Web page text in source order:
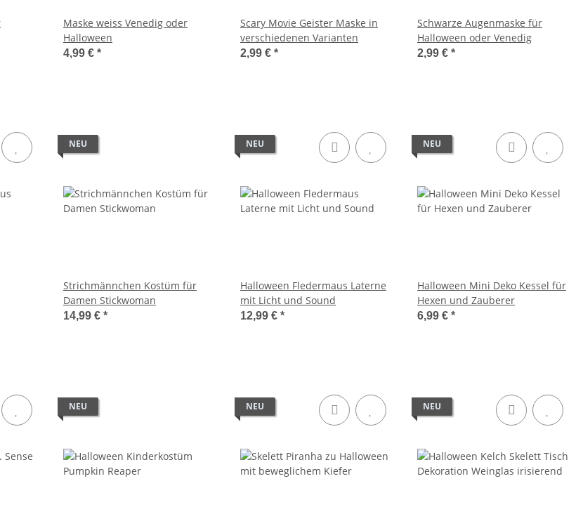
Maske weiss Venedig oder
Halloween
4,99 € *
Scary Movie Geister Maske in
verschiedenen Varianten
2,99 € *
Schwarze Augenmaske für
Halloween oder Venedig
2,99 € *
NEU
Strichmännchen Kostüm für
Damen Stickwoman
14,99 € *
NEU
Halloween Fledermaus Laterne
mit Licht und Sound
12,99 € *
NEU
Halloween Mini Deko Kessel für
Hexen und Zauberer
6,99 € *
NEU NEU NEU